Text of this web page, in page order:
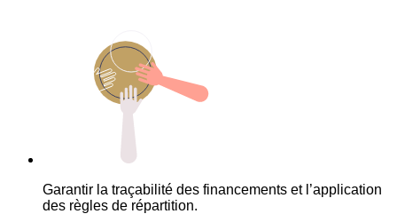
Garantir la traçabilité des financements et l’application
des règles de répartition.